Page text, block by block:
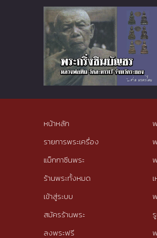
หน้าหลัก
รายการพระเครื่อง
แม็กกาซีนพระ
ร้านพระทั้งหมด
เข้าสู่ระบบ
สมัครร้านพระ
ลงพระฟรี